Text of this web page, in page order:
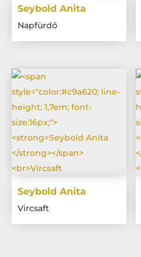
Seybold Anita
Napfürdő
Seybold Anita
Vircsaft